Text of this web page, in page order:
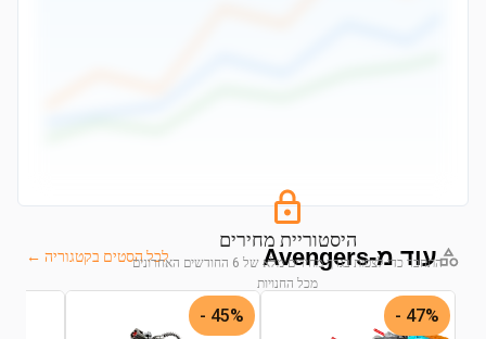
היסטוריית מחירים
התחבר כדי לצפות בגרף מחירים מלא של 6 החודשים האחרונים
מכל החנויות
התחבר לצפייה בגרף
עוד מ-Avengers לכל הסטים בקטגוריה ←
47% -
45% -